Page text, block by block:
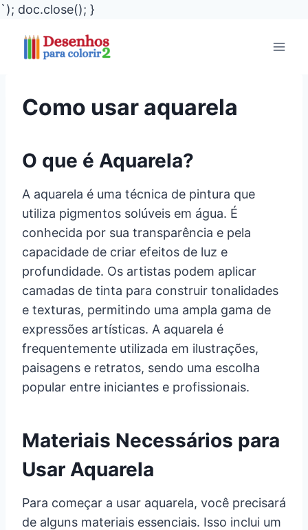
`); doc.close(); }
Como usar aquarela
O que é Aquarela?
A aquarela é uma técnica de pintura que
utiliza pigmentos solúveis em água. É
conhecida por sua transparência e pela
capacidade de criar efeitos de luz e
profundidade. Os artistas podem aplicar
camadas de tinta para construir tonalidades
e texturas, permitindo uma ampla gama de
expressões artísticas. A aquarela é
frequentemente utilizada em ilustrações,
paisagens e retratos, sendo uma escolha
popular entre iniciantes e profissionais.
Materiais Necessários para
Usar Aquarela
Para começar a usar aquarela, você precisará
de alguns materiais essenciais. Isso inclui um